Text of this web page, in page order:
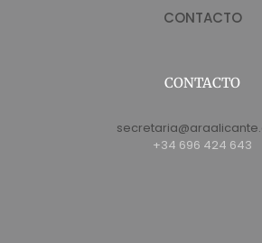
CONTACTO
CONTACTO
+34 696 424 643